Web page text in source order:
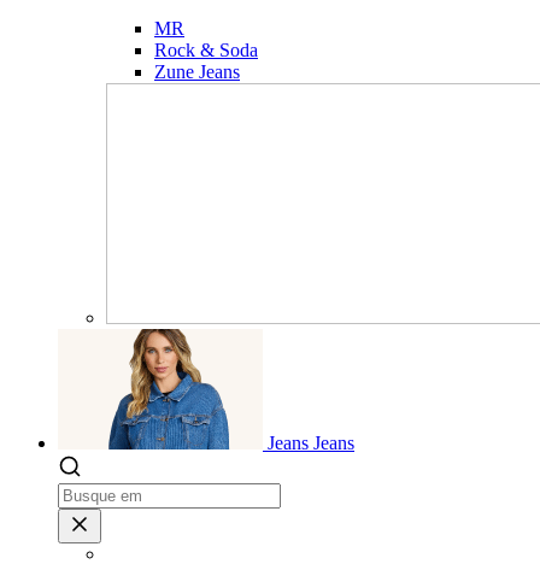
MR
Rock & Soda
Zune Jeans
Jeans Jeans